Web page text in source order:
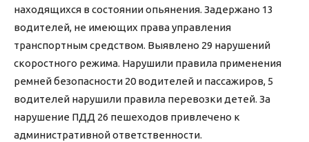
находящихся в состоянии опьянения. Задержано 13
водителей, не имеющих права управления
транспортным средством. Выявлено 29 нарушений
скоростного режима. Нарушили правила применения
ремней безопасности 20 водителей и пассажиров, 5
водителей нарушили правила перевозки детей. За
нарушение ПДД 26 пешеходов привлечено к
административной ответственности.